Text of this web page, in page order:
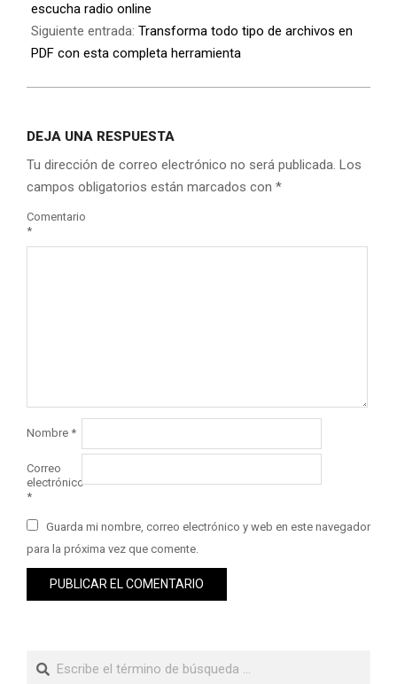
escucha radio online
Siguiente entrada: Transforma todo tipo de archivos en
PDF con esta completa herramienta
DEJA UNA RESPUESTA
Tu dirección de correo electrónico no será publicada. Los
campos obligatorios están marcados con *
Comentario
*
Nombre *
Correo
electrónico
*
Guarda mi nombre, correo electrónico y web en este navegador
para la próxima vez que comente.